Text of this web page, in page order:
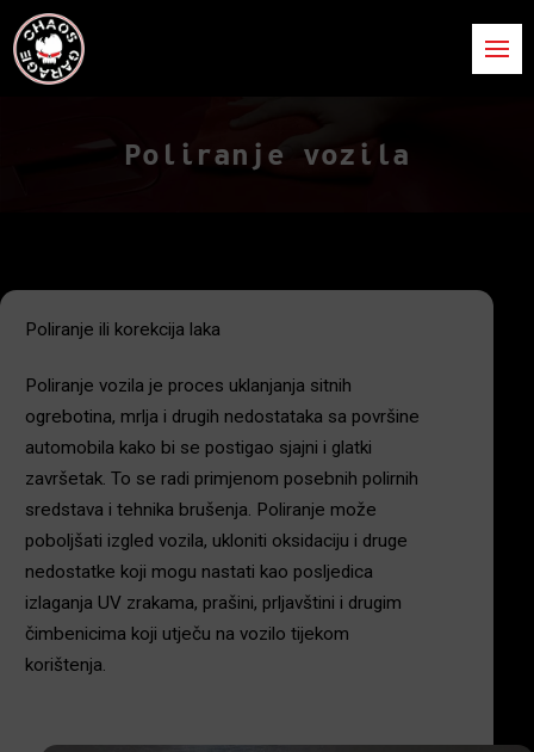
Poliranje vozila
Poliranje ili korekcija laka
Poliranje vozila je proces uklanjanja sitnih
ogrebotina, mrlja i drugih nedostataka sa površine
automobila kako bi se postigao sjajni i glatki
završetak. To se radi primjenom posebnih polirnih
sredstava i tehnika brušenja. Poliranje može
poboljšati izgled vozila, ukloniti oksidaciju i druge
nedostatke koji mogu nastati kao posljedica
izlaganja UV zrakama, prašini, prljavštini i drugim
čimbenicima koji utječu na vozilo tijekom
korištenja.